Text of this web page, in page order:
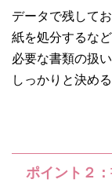
データで残して
紙を処分するなど
必要な書類の扱
しっかりと決め
ポイント２